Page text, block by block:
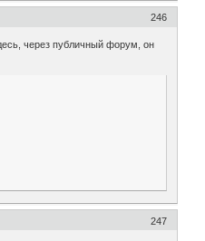
246
через публичный форум, он
247